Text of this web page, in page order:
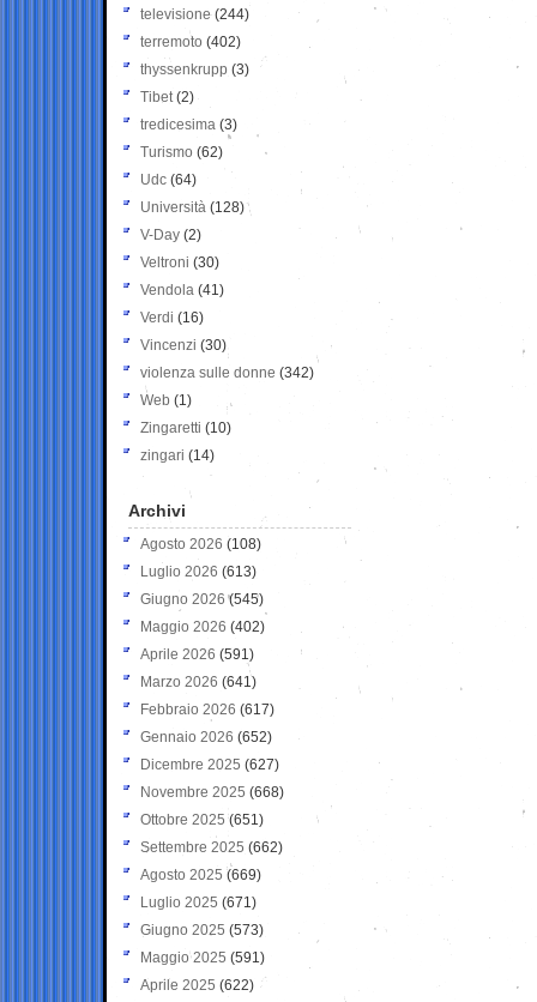
televisione(244)
terremoto (402)
thyssenkrupp (3)
Tibet(2)
tredicesima (3)
Turismo (62)
Udc (64)
Università (128)
V-Day (2)
Veltroni (30)
Vendola (41)
Verdi (16)
Vincenzi (30)
violenza sulle donne (342)
Web (1)
Zingaretti (10)
zingari (14)
Archivi
Agosto 2026 (108)
Luglio 2026 (613)
Giugno 2026 (545)
Maggio 2026 (402)
Aprile 2026 (591)
Marzo 2026 (641)
Febbraio 2026 (617)
Gennaio 2026 (652)
Dicembre 2025 (627)
Novembre 2025 (668)
Ottobre 2025 (651)
Settembre 2025 (662)
Agosto 2025 (669)
Luglio 2025 (671)
Giugno 2025 (573)
Maggio 2025 (591)
Aprile 2025 (622)